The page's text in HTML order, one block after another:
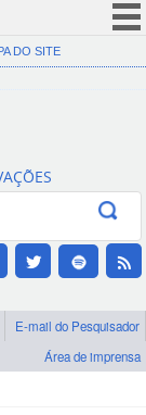
(COVID-19)
Canais
DO SITE
E-mail do Pesquisador
Área de imprensa